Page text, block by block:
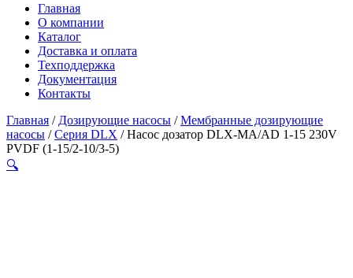
Главная
О компании
Каталог
Доставка и оплата
Техподдержка
Документация
Контакты
Главная / Дозирующие насосы /Мембранные дозирующие
насосы /Серия DLX / Насос дозатор DLX-MA/AD 1-15 230V
PVDF (1-15/2-10/3-5)
🔍